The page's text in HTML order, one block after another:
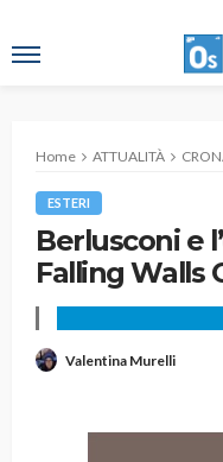
Home ATTUALITÀ
ESTERI
Berlusconi e
Falling Walls
Valentina Murelli